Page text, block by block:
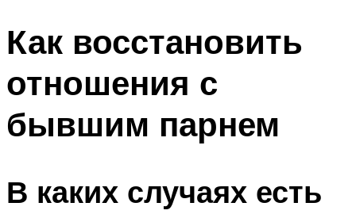
Как восстановить
отношения с
бывшим парнем
В каких случаях есть